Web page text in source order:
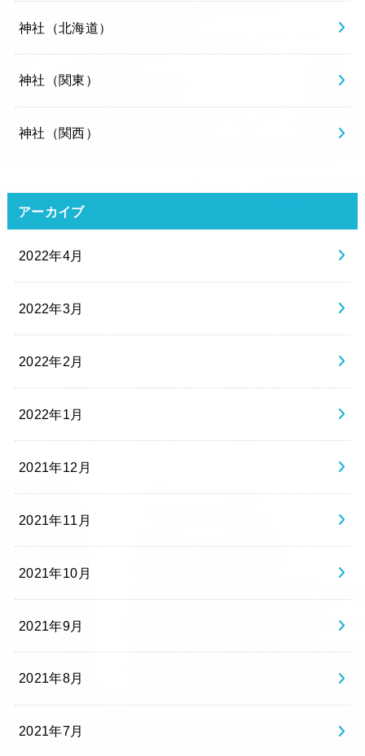
神社（北海道）
神社（関東）
神社（関西）
アーカイブ
2022年4月
2022年3月
2022年2月
2022年1月
2021年12月
2021年11月
2021年10月
2021年9月
2021年8月
2021年7月